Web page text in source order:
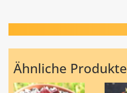
Ähnliche Produkte